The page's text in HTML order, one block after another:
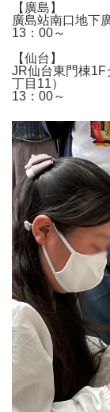
【廣島】
廣島站南口地下
13：00～
【仙台】
JR仙台東門棟1F
丁目11）
13：00～